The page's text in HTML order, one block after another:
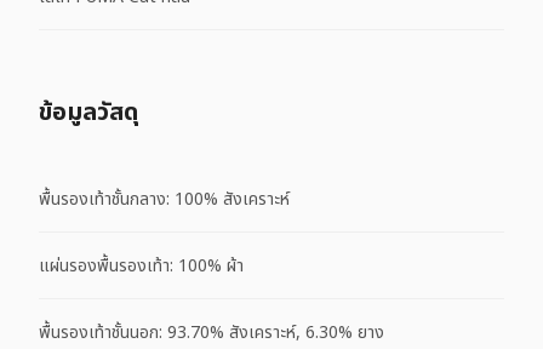
ข้อมูลวัสดุ
พื้นรองเท้าชั้นกลาง: 100% สังเคราะห์
แผ่นรองพื้นรองเท้า: 100% ผ้า
พื้นรองเท้าชั้นนอก: 93.70% สังเคราะห์, 6.30% ยาง